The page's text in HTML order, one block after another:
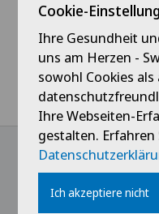
Krebstherapien
Home Spitäler Hôpital
Cookie-
Ihre Gesundheit
uns am Herzen -
sowohl Cookies als
Ihre Webseiten-
gestalten.
Ich akzeptiere nicht